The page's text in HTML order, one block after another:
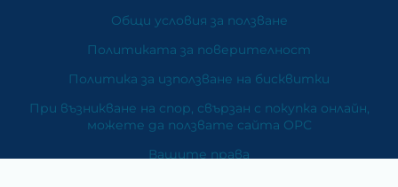
Общи условия за ползване
Политиката за поверителност
Политика за използване на бисквитки
При възникване на спор, свързан с покупка онлайн,
можете да ползвате сайта ОРС
Вашите права